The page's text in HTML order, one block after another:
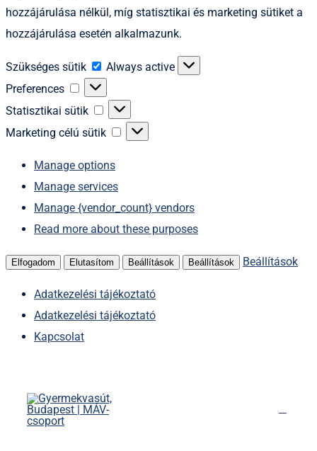
hozzájárulása nélkül, míg statisztikai és marketing sütiket a
hozzájárulása esetén alkalmazunk.
Szükséges sütik
Szükséges
Always active
Preferences
Preferences
Statisztikai sütik
Statisztikai
sütik
Marketing célú sütik
Marketing
Manage options
Manage services
Manage {vendor_count} vendors
Read more about these purposes
Elfogadom Elutasítom Beállítások Beállítások Beállítások
Adatkezelési tájékoztató
Adatkezelési tájékoztató
Kapcsolat